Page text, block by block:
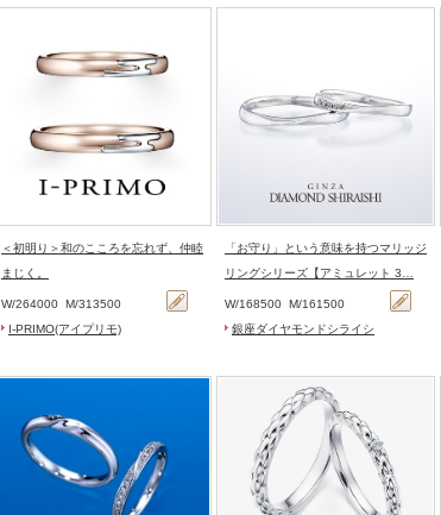
＜初明り＞和のこころを忘れず、仲睦
まじく。
W/264000 M/313500
I-PRIMO(アイプリモ)
「お守り」という意味を持つマリッジ
リングシリーズ【アミュレット 3…
W/168500 M/161500
銀座ダイヤモンドシライシ